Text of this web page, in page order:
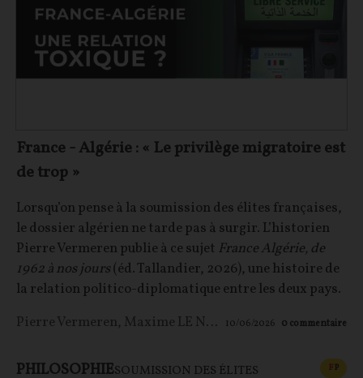
France - Algérie : « Le privilège migratoire est
de trop »
Lorsqu’on pense à la soumission des élites françaises,
le dossier algérien ne tarde pas à surgir. L’historien
Pierre Vermeren publie à ce sujet France Algérie, de
1962 à nos jours(éd. Tallandier, 2026), une histoire de
la relation politico-diplomatique entre les deux pays.
Pierre Vermeren, Maxime LE NAGARD 10/06/2026 0 commentaire
PHILOSOPHIESOUMISSION DES ÉLITES FP